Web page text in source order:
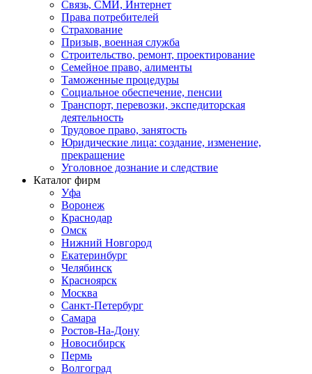
Связь, СМИ, Интернет
Права потребителей
Страхование
Призыв, военная служба
Строительство, ремонт, проектирование
Семейное право, алименты
Таможенные процедуры
Социальное обеспечение, пенсии
Транспорт, перевозки, экспедиторская
деятельность
Трудовое право, занятость
Юридические лица: создание, изменение,
прекращение
Уголовное дознание и следствие
Каталог фирм
Уфа
Воронеж
Краснодар
Омск
Нижний Новгород
Екатеринбург
Челябинск
Красноярск
Москва
Санкт-Петербург
Самара
Ростов-На-Дону
Новосибирск
Пермь
Волгоград